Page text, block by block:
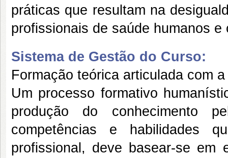
práticas que resultam na
profissionais de saúde humanos e
Sistema de Gestão do Curso:
Formação teórica articulada com
Um processo formativo
produção do conhecimento
competências e habilidades
profissional, deve basear-se em